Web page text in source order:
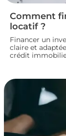
Comment
locatif ?
Financer un
claire et
crédit
solutions pour
et lancer son
conditions.